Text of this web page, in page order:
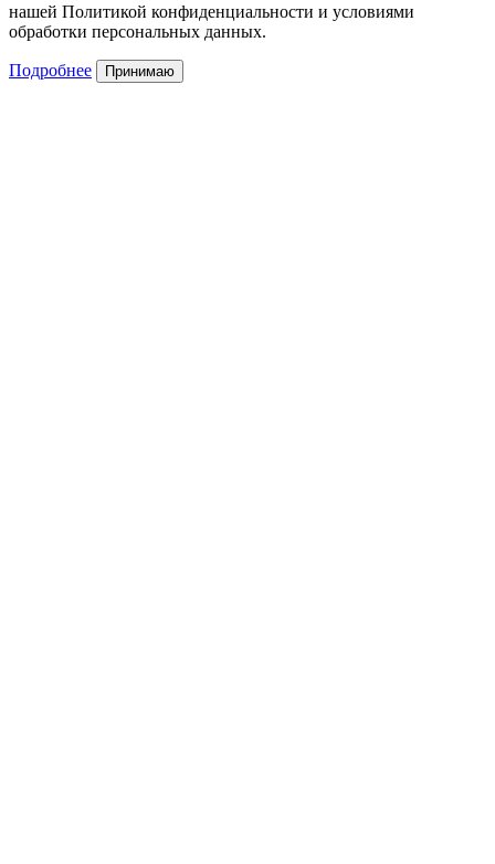
нашей Политикой конфиденциальности и условиями
обработки персональных данных.
Подробнее Принимаю